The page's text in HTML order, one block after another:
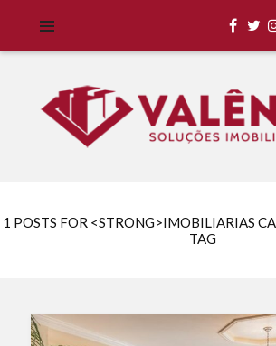
1 POSTS FOR <STRONG>IMOBILIARIAS
TAG